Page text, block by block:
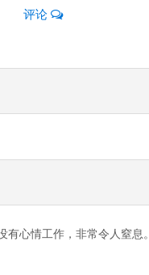
评论
心情工作，非常令人窒息。